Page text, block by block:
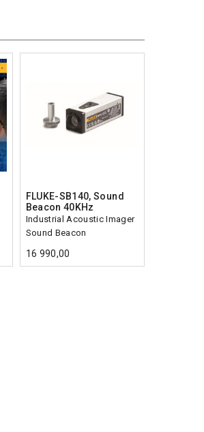
FLUKE-SB140, Sound
Beacon 40KHz
Industrial Acoustic Imager
Sound Beacon
16 990,00